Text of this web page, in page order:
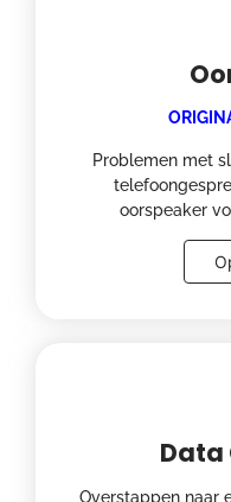
Problemen met
oorspeaker
Data
Overstappen naar